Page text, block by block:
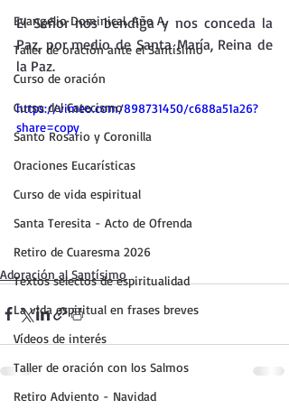
Evangelio Dominical. Año A.
Taller de oración ante el Santísimo
Curso de oración
Curso del Catecismo
Santo Rosario y Coronilla
Oraciones Eucarísticas
Curso de vida espiritual
Santa Teresita - Acto de Ofrenda
Retiro de Cuaresma 2026
Textos selectos de espiritualidad
La vida espiritual en frases breves
Vídeos de interés
Taller de oración con los Salmos
Retiro Adviento - Navidad
El Señor nos bendiga y nos conceda la
Paz, por medio de Santa María, Reina de
la Paz.
https://vimeo.com/898731450/c688a51a26?
share=copy
Adoración al Santísimo